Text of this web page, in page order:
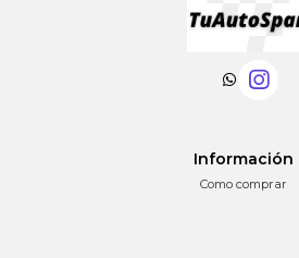
Información
Como comprar